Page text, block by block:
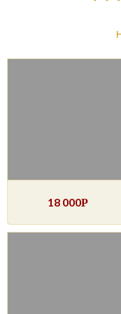
18 000Р